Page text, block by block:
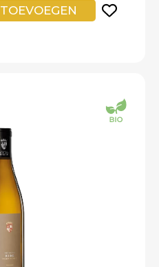
TOEVOEGEN